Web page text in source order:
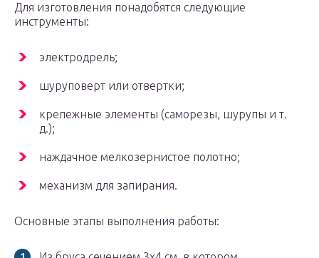
Для изготовления понадобятся следующие
инструменты:
электродрель;
шуруповерт или отвертки;
крепежные элементы (саморезы, шурупы и т.
д.);
наждачное мелкозернистое полотно;
механизм для запирания.
Основные этапы выполнения работы: